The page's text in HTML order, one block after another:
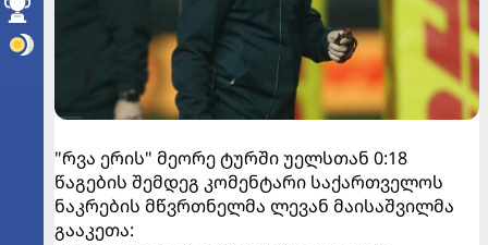
"რვა ერის" მეორე ტურში უელსთან 0:18
წაგების შემდეგ კომენტარი საქართველოს
ნაკრების მწვრთნელმა ლევან მაისაშვილმა
გააკეთა: